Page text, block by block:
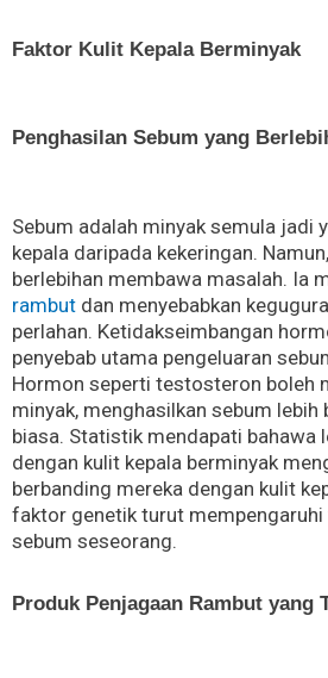
Faktor Kulit Kepala Berminyak
Penghasilan Sebum yang
Sebum adalah minyak semula jadi
kepala daripada kekeringan.
berlebihan membawa masalah. Ia
rambut dan menyebabkan
perlahan. Ketidakseimbangan
penyebab utama pengeluaran
Hormon seperti testosteron boleh
minyak, menghasilkan sebum lebih
biasa. Statistik mendapati bahawa
dengan kulit kepala berminyak
berbanding mereka dengan kulit
faktor genetik turut mempengaruhi
sebum seseorang.
Produk Penjagaan Rambut yang